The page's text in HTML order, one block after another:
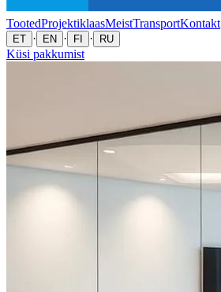
TootedProjektiklaasMeistTransportKontakt
ET · EN · FI · RU
Küsi pakkumist